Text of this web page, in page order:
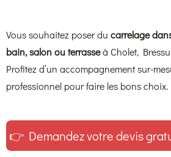
Vous souhaitez poser du carrelage
bain, salon ou terrasseà Cholet,
Profitez d’un accompagnement sur-
professionnel pour faire les bons choix.
👉 Demandez votre devis